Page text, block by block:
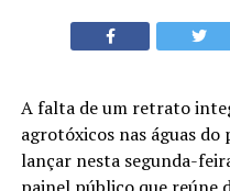
A falta de um retrato
agrotóxicos nas águas
lançar nesta segunda-